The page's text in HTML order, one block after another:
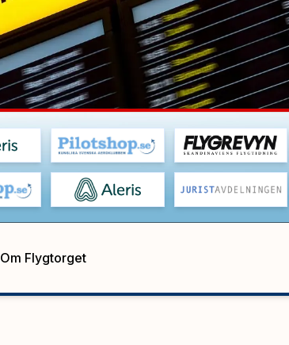
Om Flygtorget